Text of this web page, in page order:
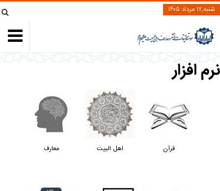
شنبه,۱۷ مرداد ۱۴۰۵
نرم افزار
قرآن اهل البیت معارف